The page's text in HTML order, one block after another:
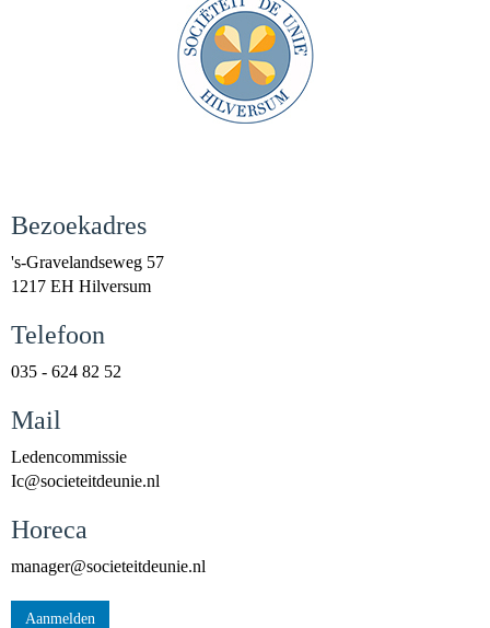
Bezoekadres
's-Gravelandseweg 57
1217 EH Hilversum
Telefoon
035 - 624 82 52
Mail
Ledencommissie
cI@societeitdeunie.nl
Horeca
reganam@societeitdeunie.nl
Aanmelden